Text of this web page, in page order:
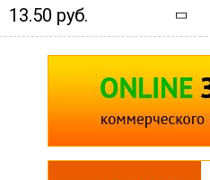
13.50 руб.